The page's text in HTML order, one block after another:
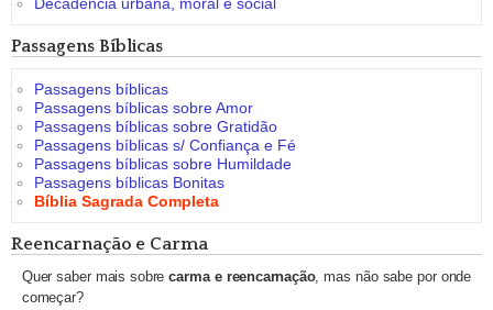
Passagens Bíblicas
Passagens bíblicas
Passagens bíblicas sobre Amor
Passagens bíblicas sobre Gratidão
Passagens bíblicas s/ Confiança e Fé
Passagens bíblicas sobre Humildade
Passagens bíblicas Bonitas
Bíblia Sagrada Completa
Reencarnação e Carma
Quer saber mais sobrecarma e reencarnação, mas não sabe por onde
começar?